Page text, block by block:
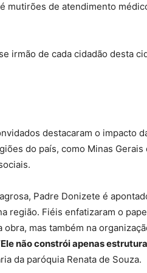
mutirões de atendimento
irmão de cada cidadão desta
destacaram o impacto
do país, como Minas Gerais
Padre Donizete é
região. Fiéis enfatizaram o
mas também na
Ele não constrói apenas
da paróquia Renata de Souza.